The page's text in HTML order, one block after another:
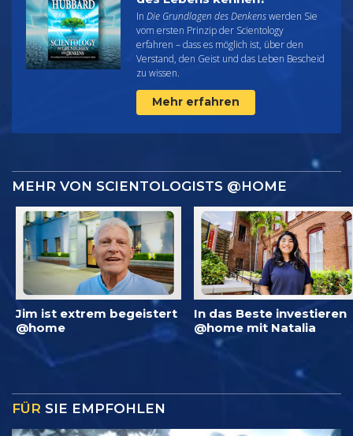
In Die Grundlagen des Denkenswerden Sie
vom ersten Prinzip der Scientology
erfahren – dass es möglich ist, über den
Verstand, den Geist und das Leben Bescheid
zu wissen.
Mehr erfahren
MEHR VON SCIENTOLOGISTS @HOME
Jim ist extrem begeistert
@home
In das Beste investieren
@home mit Natalia
FÜR SIE EMPFOHLEN